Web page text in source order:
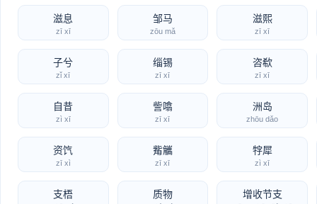
滋息
zī xī
邹马
zōu mǎ
滋熙
zī xī
子兮
zǐ xī
缁锡
zī xī
咨欷
zī xī
自昔
zì xī
訾噏
zī xī
洲岛
zhōu dǎo
资饩
zī xì
觜觿
zī xī
牸犀
zì xī
支梧 质物 增收节支